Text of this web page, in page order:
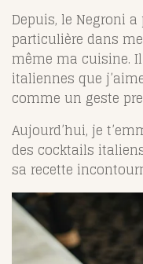
Depuis, le Negroni
particulière dans
même ma cuisine.
italiennes que
comme un geste
Aujourd’hui, je
des cocktails
sa recette